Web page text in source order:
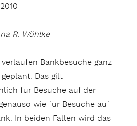
R. Wöhlke
Bankbesuche ganz
Das gilt
für Besuche auf der
wie für Besuche auf
In beiden Fällen wird das